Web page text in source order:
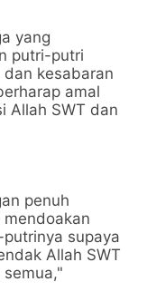
yang
putri-putri
kesabaran
amal
Allah SWT dan
penuh
supaya
Allah SWT